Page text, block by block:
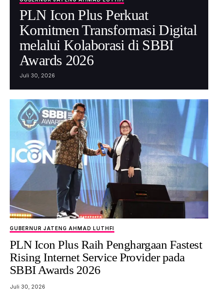
PLN Icon Plus Perkuat
Komitmen Transformasi Digital
melalui Kolaborasi di SBBI
Awards 2026
Juli 30, 2026
GUBERNUR JATENG AHMAD LUTHFI
PLN Icon Plus Raih Penghargaan Fastest
Rising Internet Service Provider pada
SBBI Awards 2026
Juli 30, 2026